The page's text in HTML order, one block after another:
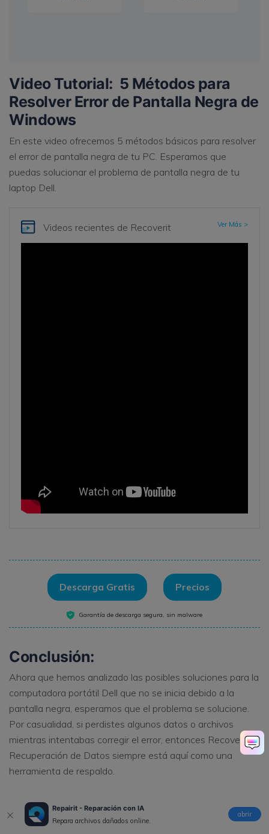
Repairit - Reparación con IA
Repara archivos dañados online.
abrir
Video Tutorial: 5 Métodos para
Resolver Error de Pantalla Negra de
Windows
En este video ofrecemos 5 métodos básicos para resolver
el error de pantalla negra de tu PC. Esperamos que
puedas solucionar el problema de pantalla negra de tu
laptop Dell.
Videos recientes de Recoverit Ver Más >
Descarga Gratis Precios
Garantía de descarga segura, sin malware
Conclusión:
Ahora que hemos analizado las posibles soluciones para la
computadora portátil Dell que no se inicia debido a la
pantalla negra, esperamos que el problema se solucione.
Por casualidad, si perdistes algunos datos o archivos
mientras intentabas corregir el error, entonces Recoverit
Recuperación de Datos siempre está aquí como una
herramienta de respaldo.
Las personas también preguntan